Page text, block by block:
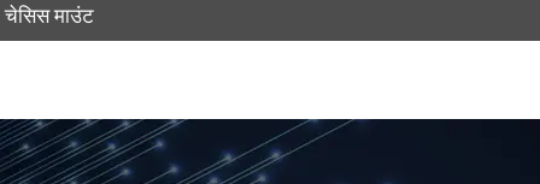
चेसिस माउंट